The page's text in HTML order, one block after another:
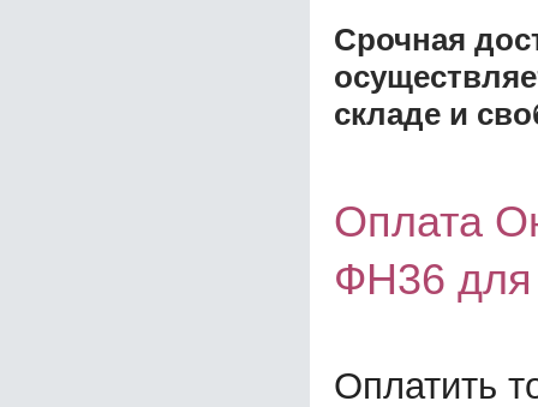
Срочная
складе и
Оплата
ФН36 для
Оплатить